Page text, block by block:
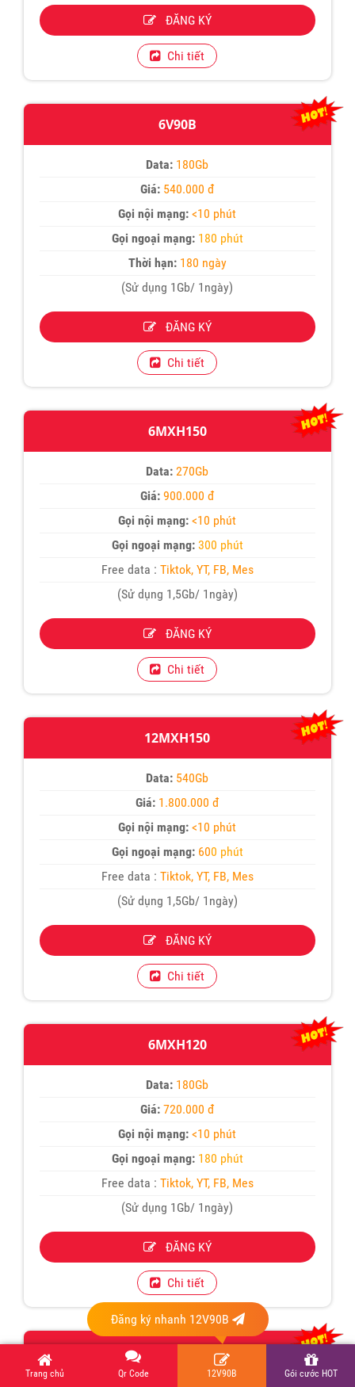
ĐĂNG KÝ
Chi tiết
6V90B
Data: 180Gb
Giá: 540.000 đ
Gọi nội mạng: <10 phút
Gọi ngoại mạng: 180 phút
Thời hạn:180 ngày
(Sử dụng 1Gb/ 1ngày)
ĐĂNG KÝ
Chi tiết
6MXH150
Data: 270Gb
Giá:900.000 đ
Gọi nội mạng: <10 phút
Gọi ngoại mạng: 300 phút
Free data : Tiktok, YT, FB, Mes
(Sử dụng 1,5Gb/ 1ngày)
ĐĂNG KÝ
Chi tiết
12MXH150
Data: 540Gb
Giá: 1.800.000 đ
Gọi nội mạng: <10 phút
Gọi ngoại mạng: 600 phút
Free data : Tiktok, YT, FB, Mes
(Sử dụng 1,5Gb/ 1ngày)
ĐĂNG KÝ
Chi tiết
6MXH120
Data: 180Gb
Giá:720.000 đ
Gọi nội mạng: <10 phút
Gọi ngoại mạng: 180 phút
Free data : Tiktok, YT, FB, Mes
(Sử dụng 1Gb/ 1ngày)
ĐĂNG KÝ
Chi tiết
Trang chủ Qr Code
Đăng ký nhanh 12V90B
12V90B Gói cước HOT